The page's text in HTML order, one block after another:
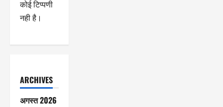
कोई टिप्पणी
नही है।
ARCHIVES
अगस्त 2026